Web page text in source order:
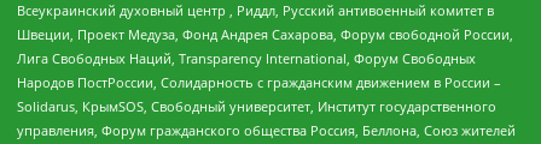
Всеукраинский духовный центр , Риддл, Русский антивоенный комитет в
Швеции, Проект Медуза, Фонд Андрея Сахарова, Форум свободной России,
Лига Свободных Наций, Transparеncy International, Форум Свободных
Народов ПостРоссии, Солидарность с гражданским движением в России –
Solidarus, КрымSOS, Свободный университет, Институт государственного
управления, Форум гражданского общества Россия, Беллона, Союз жителей